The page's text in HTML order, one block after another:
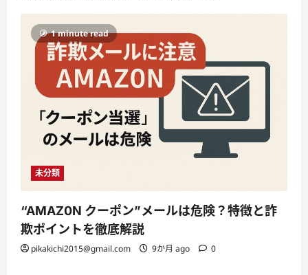
1 minute read
未分類
“AMAZ0N クーポン”メールは危険？特徴と詐
欺ポイントを徹底解説
pikakichi2015@gmail.com 9か月 ago 0